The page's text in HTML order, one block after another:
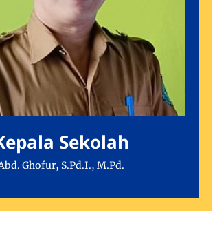
Sekolah
Ghofur, S.Pd.I., M.Pd.